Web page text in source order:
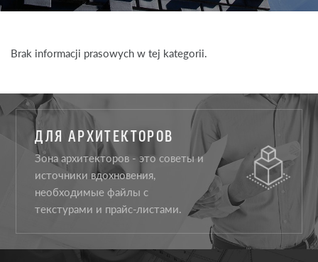
Brak informacji prasowych w tej kategorii.
ДЛЯ АРХИТЕКТОРОВ
Зона архитекторов - это советы и
источники вдохновения,
необходимые файлы с
текстурами и прайс-листами.